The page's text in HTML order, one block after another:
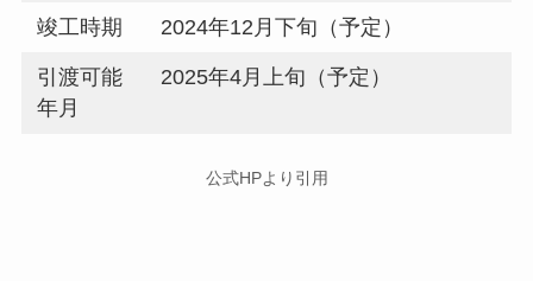
竣工時期 2024年12月下旬（予定）
引渡可能
年月
2025年4月上旬（予定）
公式HPより引用